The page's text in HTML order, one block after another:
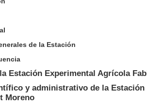
de la Estación
Estación Experimental Agrícola
y administrativo de la
Moreno